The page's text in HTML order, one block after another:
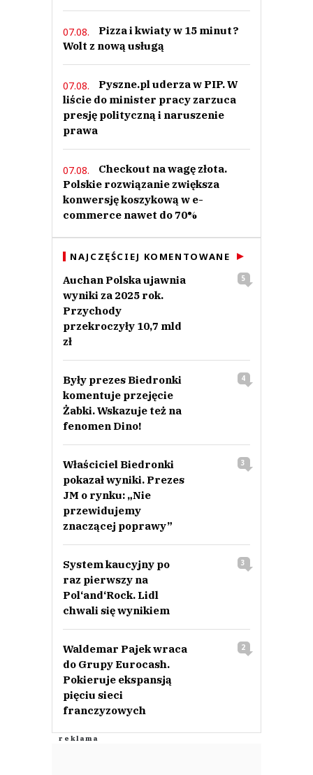
07.08.
Pizza i kwiaty w 15 minut?
Wolt z nową usługą
07.08.
Pyszne.pl uderza w PIP. W
liście do minister pracy zarzuca
presję polityczną i naruszenie
prawa
07.08.
Checkout na wagę złota.
Polskie rozwiązanie zwiększa
konwersję koszykową w e-
commerce nawet do 70%
NAJCZĘŚCIEJ KOMENTOWANE
Auchan Polska ujawnia
wyniki za 2025 rok.
Przychody
przekroczyły 10,7 mld
zł
5
Były prezes Biedronki
komentuje przejęcie
Żabki. Wskazuje też na
fenomen Dino!
4
Właściciel Biedronki
pokazał wyniki. Prezes
JM o rynku: „Nie
przewidujemy
znaczącej poprawy”
3
System kaucyjny po
raz pierwszy na
Pol‘and‘Rock. Lidl
chwali się wynikiem
3
Waldemar Pajek wraca
do Grupy Eurocash.
Pokieruje ekspansją
pięciu sieci
franczyzowych
2